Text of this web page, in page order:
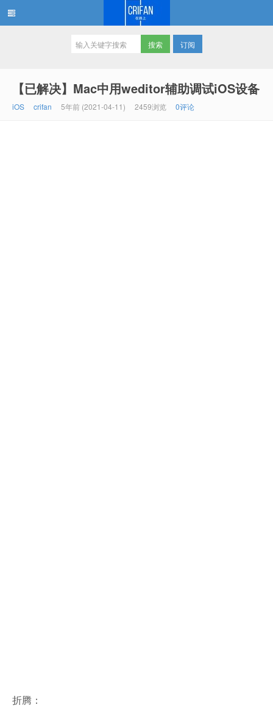
订阅
【已解决】Mac中用weditor辅助调试iOS设备
iOS crifan 5年前 (2021-04-11) 2459浏览 0评论
折腾：